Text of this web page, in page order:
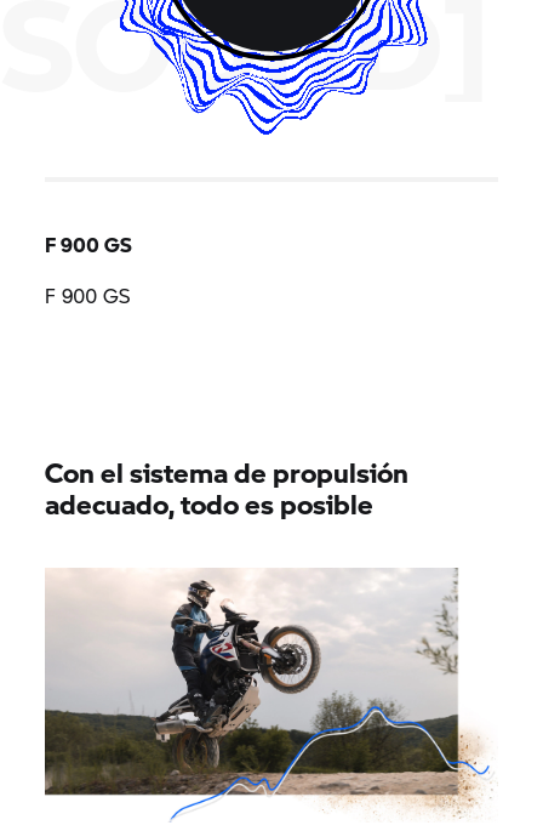
SOUND]
F 900 GS
F 900 GS
Con el sistema de propulsión
adecuado, todo es posible